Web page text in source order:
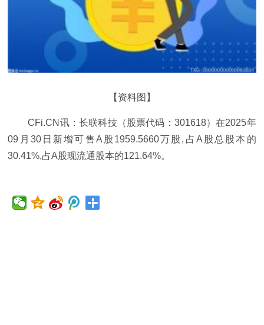
【资料图】
CFi.CN讯：长联科技（股票代码：301618）在2025年
09月30日新增可售A股1959.5660万股,占A股总股本的
30.41%,占A股现流通股本的121.64%。